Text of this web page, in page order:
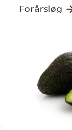
Forårsløg